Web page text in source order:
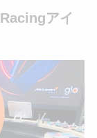
アイ